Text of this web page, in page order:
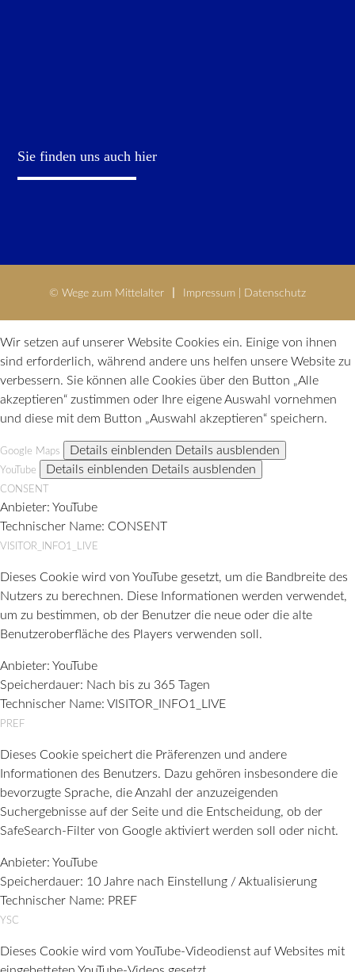
Sie finden uns auch hier
© Wege zum Mittelalter Impressum Datenschutz
Wir setzen auf unserer Website Cookies ein. Einige von ihnen
sind erforderlich, während andere uns helfen unsere Website zu
verbessern. Sie können alle Cookies über den Button „Alle
akzeptieren“ zustimmen oder Ihre eigene Auswahl vornehmen
und diese mit dem Button „Auswahl akzeptieren“ speichern.
Google Maps Details einblenden Details ausblenden
YouTube Details einblenden Details ausblenden
CONSENT
Anbieter: YouTube
Technischer Name: CONSENT
VISITOR_INFO1_LIVE
Dieses Cookie wird von YouTube gesetzt, um die Bandbreite des
Nutzers zu berechnen. Diese Informationen werden verwendet,
um zu bestimmen, ob der Benutzer die neue oder die alte
Benutzeroberfläche des Players verwenden soll.
Anbieter: YouTube
Speicherdauer: Nach bis zu 365 Tagen
Technischer Name: VISITOR_INFO1_LIVE
PREF
Dieses Cookie speichert die Präferenzen und andere
Informationen des Benutzers. Dazu gehören insbesondere die
bevorzugte Sprache, die Anzahl der anzuzeigenden
Suchergebnisse auf der Seite und die Entscheidung, ob der
SafeSearch-Filter von Google aktiviert werden soll oder nicht.
Anbieter: YouTube
Speicherdauer: 10 Jahre nach Einstellung / Aktualisierung
Technischer Name: PREF
YSC
Dieses Cookie wird vom YouTube-Videodienst auf Websites mit